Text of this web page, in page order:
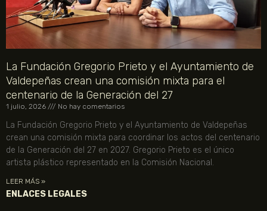
La Fundación Gregorio Prieto y el Ayuntamiento de
Valdepeñas crean una comisión mixta para el
centenario de la Generación del 27
1 julio, 2026 No hay comentarios
La Fundación Gregorio Prieto y el Ayuntamiento de Valdepeñas
crean una comisión mixta para coordinar los actos del centenario
de la Generación del 27 en 2027. Gregorio Prieto es el único
artista plástico representado en la Comisión Nacional.
LEER MÁS »
ENLACES LEGALES